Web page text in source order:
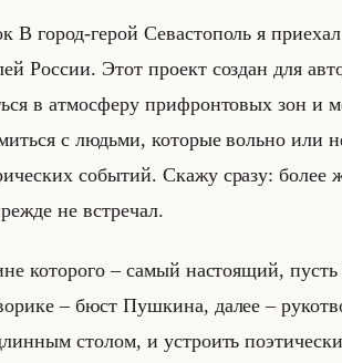
В город-герой Се­ва­сто­поль я
Рос­сии. Этот про­ект со­здан для
в ат­мо­сфе­ру при­фрон­то­вых зон и
с людьми, ко­то­рые вольно или
со­бы­тий. Скажу сразу:
не встре­чал.
ко­то­ро­го – самый на­сто­ящий,
– бюст Пуш­ки­на, далее –
сто­лом, и устро­ить